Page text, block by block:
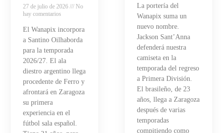
27 de julio de 2026
No
hay comentarios
El Wanapix incorpora
a Santino Oilhaborda
para la temporada
2026/27. El ala
diestro argentino llega
procedente de Ferro y
afrontará en Zaragoza
su primera
experiencia en el
fútbol sala español.
La portería del
Wanapix suma un
nuevo nombre.
Jackson Sant’Anna
defenderá nuestra
camiseta en la
temporada del regreso
a Primera División.
El brasileño, de 23
años, llega a Zaragoza
después de varias
temporadas
compitiendo como